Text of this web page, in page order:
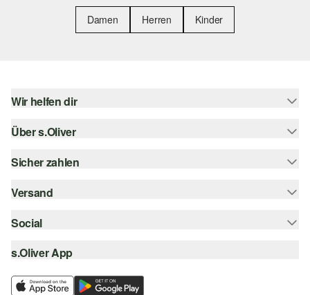
Damen Herren Kinder
Wir helfen dir
Hilfe & FAQ
Größenberatung
Über s.Oliver
Newsletter
s.Oliver Card
Career
Wunschliste
Sicher zahlen
Rechnung
Kreditkarte
SSL-Verschlüsselung
Versand
Sendungsverfolgung
Post AT
Social
instagram
facebook
s.Oliver App